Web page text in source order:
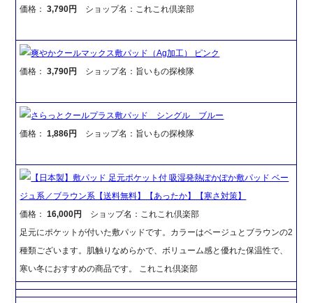
価格：3,790円 ショップ名：これこれ倶楽部
爽やかクールマックス敷パッド（Ag加工） ピンク
価格：3,790円 ショップ名：旨いもの探検隊
さらっとクールプラス敷パッド シングル ブルー
価格：1,886円 ショップ名：旨いもの探検隊
【日本製】敷パッド 足元ポケット付 吸湿発熱ぽかぽか敷パッド ベー
ジュ系／ブラウン系【送料無料】【あったか】【寒さ対策】
価格：16,000円
ショップ名：これこれ倶楽部
足元にポケットが付いた敷パッドです。カラーはベージュとブラウンの2
種類ございます。肌触りなめらかで、ボリューム感と優れた保温性で、
寒い冬におすすめの商品です。 これこれ倶楽部